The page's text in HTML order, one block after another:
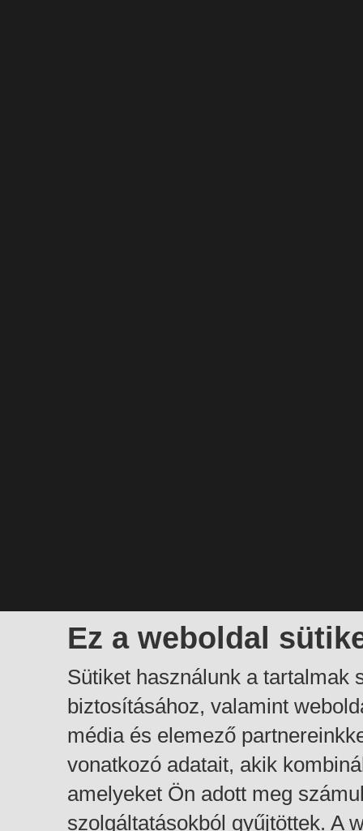
Ez a weboldal
Sütiket használunk a tartalmak
biztosításához, valamint
média és elemező
vonatkozó adatait, akik
amelyeket Ön adott meg
szolgáltatásokból gyűjtöttek. A